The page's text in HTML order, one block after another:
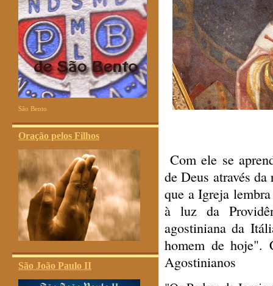
São Bento
Oração pelos Filhos
São João Paulo II
Com ele se
de Deus através
que a Igreja
à luz da
agostiniana da
homem de hoje".
Agostinianos